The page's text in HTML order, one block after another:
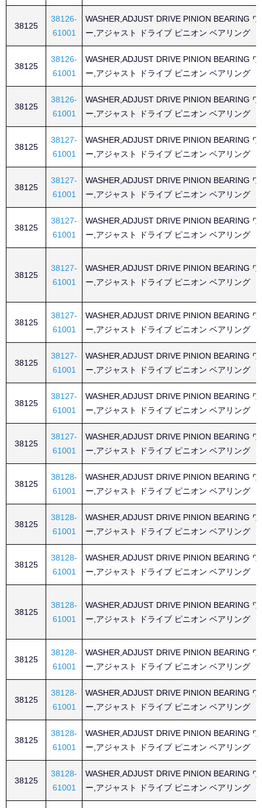
38125
38126-
61001
WASHER,ADJUST DRIVE PINION BEARING
ー,アジャスト ドライブ ピニオン ベアリング
38125
38126-
61001
WASHER,ADJUST DRIVE PINION BEARING
ー,アジャスト ドライブ ピニオン ベアリング
38125
38126-
61001
WASHER,ADJUST DRIVE PINION BEARING
ー,アジャスト ドライブ ピニオン ベアリング
38125
38127-
61001
WASHER,ADJUST DRIVE PINION BEARING
ー,アジャスト ドライブ ピニオン ベアリング
38125
38127-
61001
WASHER,ADJUST DRIVE PINION BEARING
ー,アジャスト ドライブ ピニオン ベアリング
38125
38127-
61001
WASHER,ADJUST DRIVE PINION BEARING
ー,アジャスト ドライブ ピニオン ベアリング
38125
38127-
61001
WASHER,ADJUST DRIVE PINION BEARING
ー,アジャスト ドライブ ピニオン ベアリング
38125
38127-
61001
WASHER,ADJUST DRIVE PINION BEARING
ー,アジャスト ドライブ ピニオン ベアリング
38125
38127-
61001
WASHER,ADJUST DRIVE PINION BEARING
ー,アジャスト ドライブ ピニオン ベアリング
38125
38127-
61001
WASHER,ADJUST DRIVE PINION BEARING
ー,アジャスト ドライブ ピニオン ベアリング
38125
38127-
61001
WASHER,ADJUST DRIVE PINION BEARING
ー,アジャスト ドライブ ピニオン ベアリング
38125
38128-
61001
WASHER,ADJUST DRIVE PINION BEARING
ー,アジャスト ドライブ ピニオン ベアリング
38125
38128-
61001
WASHER,ADJUST DRIVE PINION BEARING
ー,アジャスト ドライブ ピニオン ベアリング
38125
38128-
61001
WASHER,ADJUST DRIVE PINION BEARING
ー,アジャスト ドライブ ピニオン ベアリング
38125
38128-
61001
WASHER,ADJUST DRIVE PINION BEARING
ー,アジャスト ドライブ ピニオン ベアリング
38125
38128-
61001
WASHER,ADJUST DRIVE PINION BEARING
ー,アジャスト ドライブ ピニオン ベアリング
38125
38128-
61001
WASHER,ADJUST DRIVE PINION BEARING
ー,アジャスト ドライブ ピニオン ベアリング
38125
38128-
61001
WASHER,ADJUST DRIVE PINION BEARING
ー,アジャスト ドライブ ピニオン ベアリング
38125
38128-
61001
WASHER,ADJUST DRIVE PINION BEARING
ー,アジャスト ドライブ ピニオン ベアリング